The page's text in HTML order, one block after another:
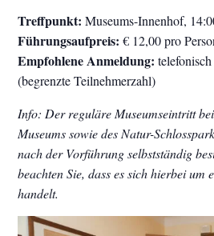
Treffpunkt: Museums-Innenhof,
Führungsaufpreis: € 12,00 pro
Empfohlene Anmeldung:
(begrenzte Teilnehmerzahl)
Info: Der reguläre Museumseintritt
Museums sowie des Natur-
nach der Vorführung selbstständig
beachten Sie, dass es sich hierbei um
handelt.